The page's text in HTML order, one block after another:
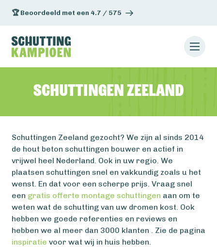
🏆 Beoordeeld met een 4.7 / 575
Schuttingen Zeeland
Schuttingen Zeeland gezocht? We zijn al sinds 2014
de hout beton schuttingen bouwer en actief in
vrijwel heel Nederland. Ook in uw regio. We
plaatsen schuttingen snel en vakkundig zoals u het
wenst. En dat voor een scherpe prijs. Vraag snel
een gratis offerte montage schuttingen aan om te
weten wat de schutting van uw dromen kost. Ook
hebben we goede referenties en reviews en
hebben we al meer dan 3000 klanten . Zie de pagina
inspiratie voor wat wij in huis hebben.